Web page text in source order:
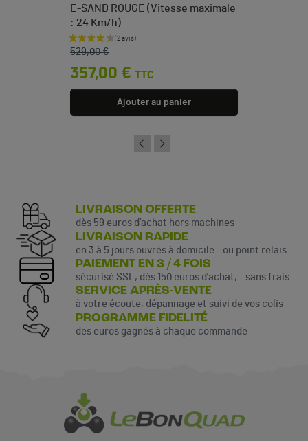
E-SAND ROUGE (Vitesse maximale
: 24 Km/h)
Prix de base
529,00 €
Prix
357,00 € TTC
Ajouter au panier
LIVRAISON OFFERTE
dès 59 euros d’achat hors machines
LIVRAISON RAPIDE
en 3 à 5 jours ouvrés à domicile ou point relais
PAIEMENT EN 3 / 4 FOIS
sécurisé SSL, dès 150 euros d’achat, sans frais
SERVICE APRÈS-VENTE
à votre écoute, dépannage et suivi de vos colis
PROGRAMME FIDELITÉ
des euros gagnés à chaque commande